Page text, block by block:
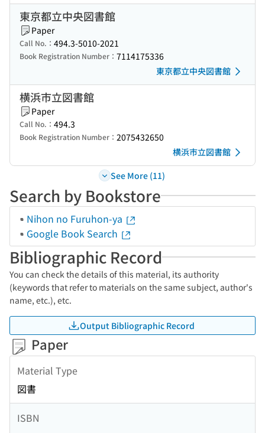
東京都立中央図書館
Paper
Call No.： 494.3-5010-2021
Book Registration Number： 7114175336
東京都立中央図書館
横浜市立図書館
Paper
Call No.： 494.3
Book Registration Number： 2075432650
横浜市立図書館
See More (11)
Search by Bookstore
Nihon no Furuhon-ya
Google Book Search
Bibliographic Record
You can check the details of this material, its authority
(keywords that refer to materials on the same subject, author's
name, etc.), etc.
Output Bibliographic Record
Paper
Material Type
図書
ISBN